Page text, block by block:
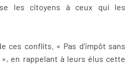
les citoyens à ceux qui les
ces conflits. « Pas d’impôt sans
en rappelant à leurs élus cette